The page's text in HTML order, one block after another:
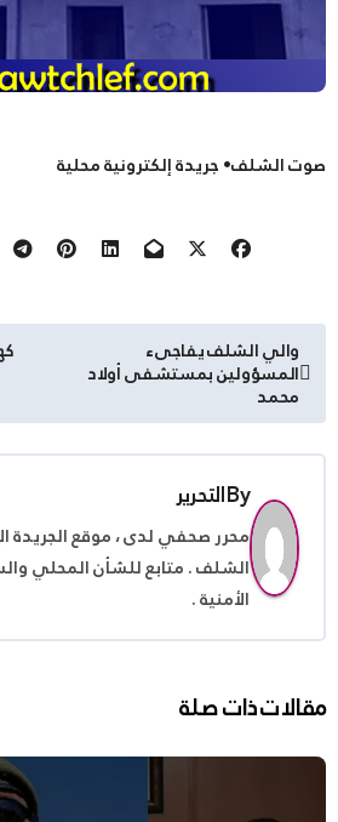
صوت الشلف• جريدة إلكترونية محلية
تصفّح
المقالات
والي الشلف يفاجىء
المسؤولين بمستشفى أولاد
محمد
Byالتحرير
محرر صحفي لدى ، موقع الجريدة
الشلف . متابع للشأن المحلي
الأمنية .
مقالات ذات صلة